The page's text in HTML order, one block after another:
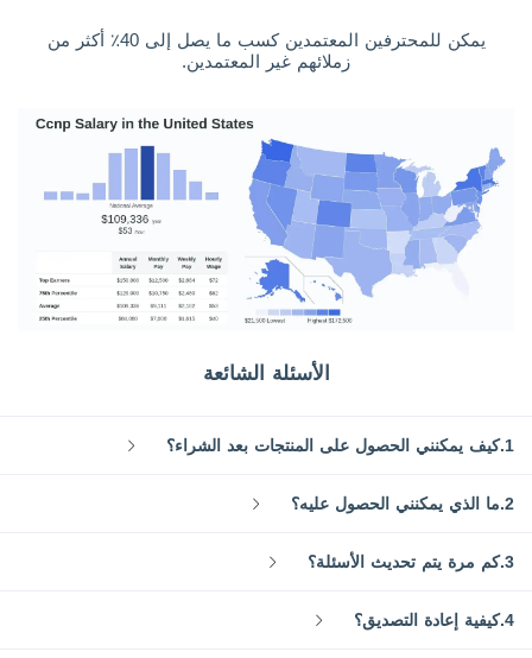
يمكن للمحترفين المعتمدين كسب ما يصل إلى 40٪ أكثر من
زملائهم غير المعتمدين.
الأسئلة الشائعة
1.كيف يمكنني الحصول على المنتجات بعد الشراء؟
2.ما الذي يمكنني الحصول عليه؟
3.كم مرة يتم تحديث الأسئلة؟
4.كيفية إعادة التصديق؟